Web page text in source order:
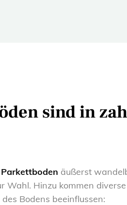
sind in
Parkettboden äußerst
Wahl. Hinzu kommen
Bodens beeinflussen: